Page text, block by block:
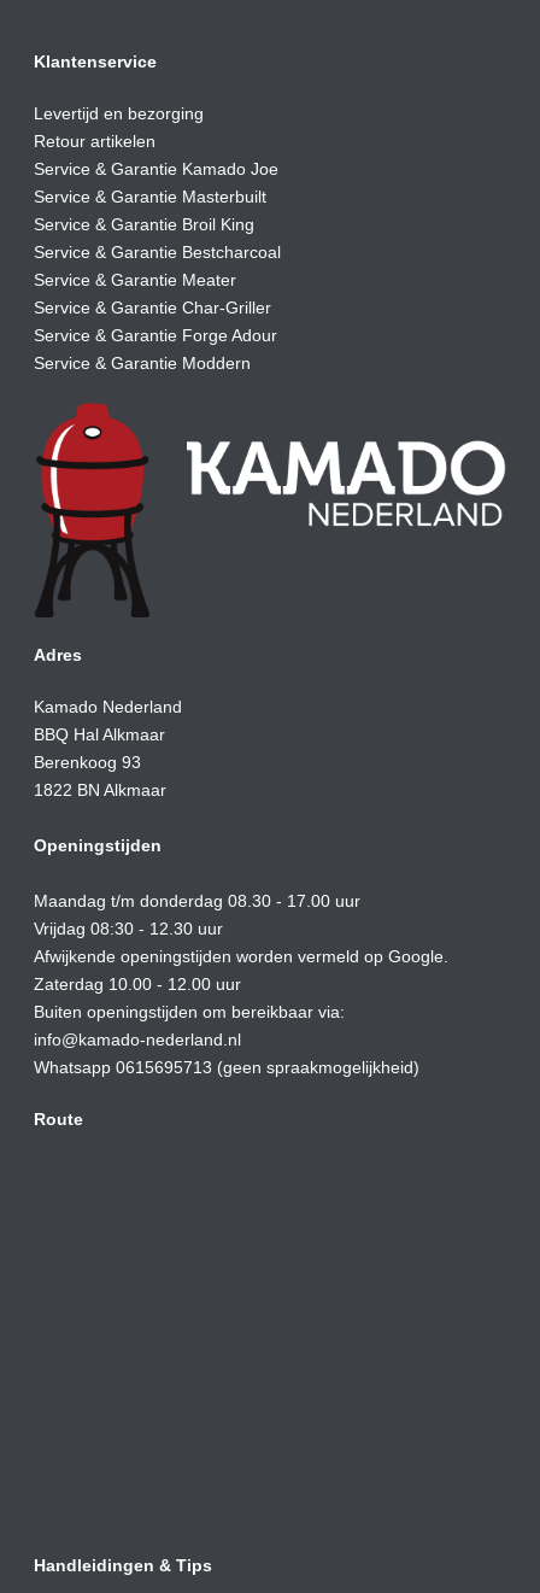
Klantenservice
Levertijd en bezorging
Retour artikelen
Service & Garantie Kamado Joe
Service & Garantie Masterbuilt
Service & Garantie Broil King
Service & Garantie Bestcharcoal
Service & Garantie Meater
Service & Garantie Char-Griller
Service & Garantie Forge Adour
Service & Garantie Moddern
Adres
Kamado Nederland
BBQ Hal Alkmaar
Berenkoog 93
1822 BN Alkmaar
Openingstijden
Maandag t/m donderdag 08.30 - 17.00 uur
Vrijdag 08:30 - 12.30 uur
Afwijkende openingstijden worden vermeld op Google.
Zaterdag 10.00 - 12.00 uur
Buiten openingstijden om bereikbaar via:
info@kamado-nederland.nl
Whatsapp 0615695713 (geen spraakmogelijkheid)
Route
Handleidingen & Tips